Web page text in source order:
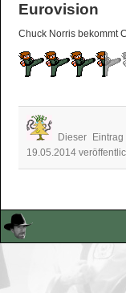
Eurovision
Chuck Norris bekommt
Dieser
19.05.2014